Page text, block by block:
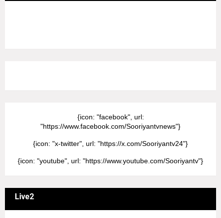
{icon: "facebook", url:
"https://www.facebook.com/Sooriyantvnews"}
{icon: "x-twitter", url: "https://x.com/Sooriyantv24"}
{icon: "youtube", url: "https://www.youtube.com/Sooriyantv"}
Live2